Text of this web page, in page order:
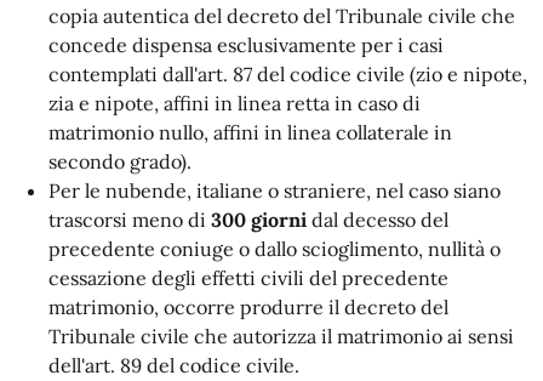
copia autentica del decreto del Tribunale civile che
concede dispensa esclusivamente per i casi
contemplati dall'art. 87 del codice civile (zio e nipote,
zia e nipote, affini in linea retta in caso di
matrimonio nullo, affini in linea collaterale in
secondo grado).
Per le nubende, italiane o straniere, nel caso siano
trascorsi meno di 300 giorni dal decesso del
precedente coniuge o dallo scioglimento, nullità o
cessazione degli effetti civili del precedente
matrimonio, occorre produrre il decreto del
Tribunale civile che autorizza il matrimonio ai sensi
dell'art. 89 del codice civile.